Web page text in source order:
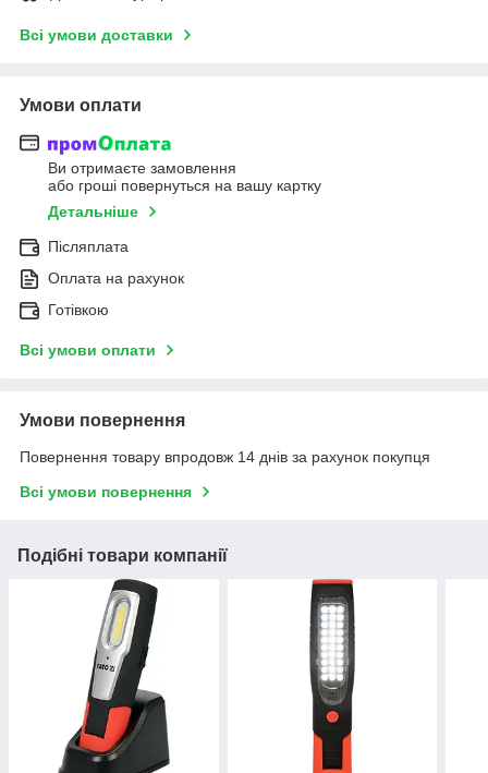
Всі умови доставки
Умови оплати
Ви отримаєте замовлення
або гроші повернуться на вашу картку
Детальніше
Післяплата
Оплата на рахунок
Готівкою
Всі умови оплати
Умови повернення
Повернення товару впродовж 14 днів за рахунок покупця
Всі умови повернення
Подібні товари компанії